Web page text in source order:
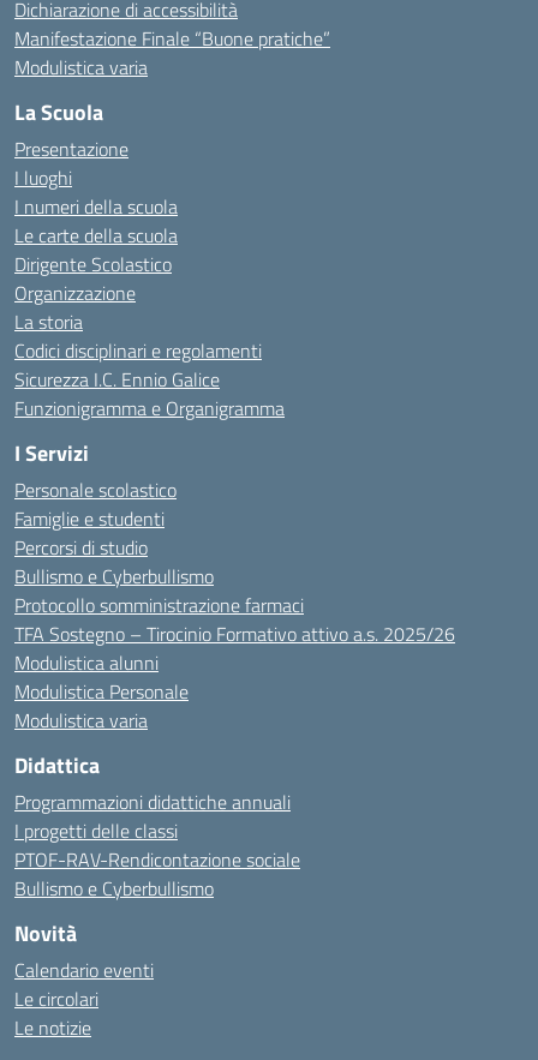
Dichiarazione di accessibilità
Manifestazione Finale “Buone pratiche”
Modulistica varia
La Scuola
Presentazione
I luoghi
I numeri della scuola
Le carte della scuola
Dirigente Scolastico
Organizzazione
La storia
Codici disciplinari e regolamenti
Sicurezza I.C. Ennio Galice
Funzionigramma e Organigramma
I Servizi
Personale scolastico
Famiglie e studenti
Percorsi di studio
Bullismo e Cyberbullismo
Protocollo somministrazione farmaci
TFA Sostegno – Tirocinio Formativo attivo a.s. 2025/26
Modulistica alunni
Modulistica Personale
Modulistica varia
Didattica
Programmazioni didattiche annuali
I progetti delle classi
PTOF-RAV-Rendicontazione sociale
Bullismo e Cyberbullismo
Novità
Calendario eventi
Le circolari
Le notizie